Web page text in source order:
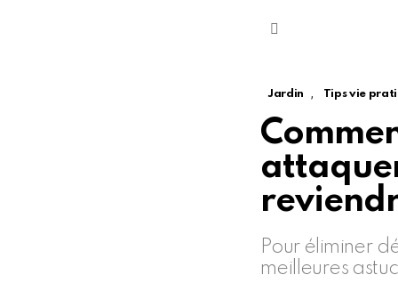
Jardin , Tips vie
Pour éliminer
meilleures